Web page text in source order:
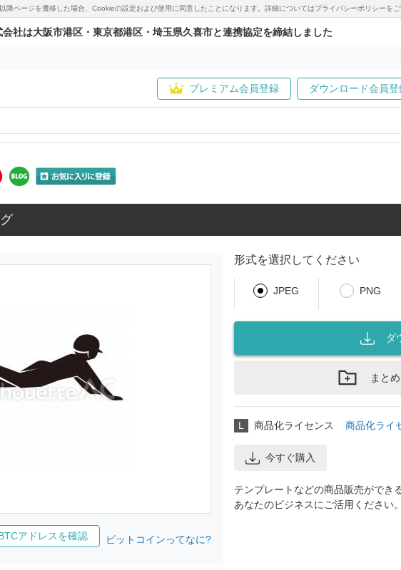
ページを遷移した場合、Cookieの設定および使用に同意したことになります。詳細についてはプライバシーポリシーをご
社は大阪市港区・東京都港区・埼玉県久喜市と連携協定を締結しました
プレミアム会員登録 ダウンロード会員
アドレスを確認 ビットコインってなに?
形式を選択してください
JPEG PNG
ダ
まと
L 商品化ライセンス 商品化ライ
今すぐ購入
テンプレートなどの商品販売ができ
あなたのビジネスにご活用ください。